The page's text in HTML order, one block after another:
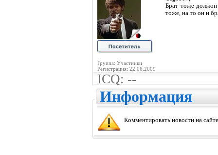
Группа: Участники
Регистрация: 22.06.2009
Брат тоже должон
тоже, на то он и
ICQ: --
Информация
Комментировать новости на